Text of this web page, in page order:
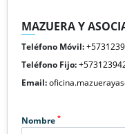
MAZUERA Y
Teléfono Móvil:
Teléfono Fijo:
Email:
Nombre *